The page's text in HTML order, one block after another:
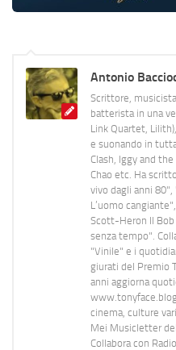
Antonio
Scrittore,
batterista in una
Link Quartet,
e suonando in
Clash, Iggy and
Chao etc. Ha
vivo dagli anni 80",
L’uomo
Scott-Heron Il Bob
senza tempo".
"Vinile" e i
giurati del Premio
anni aggiorna
cinema, culture
Mei Musicletter
Collabora con